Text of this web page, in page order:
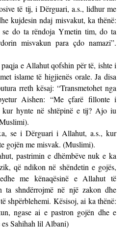
të tij, i Dërguari, a.s., lidhur me
kujdesin ndaj misvakut, ka thënë:
do ta rëndoja Ymetin tim, do ta
misvakun para çdo namazi”.
e Allahut qofshin për të, ishte i
islame të higjienës orale. Ja disa
rreth kësaj: “Transmetohet nga
Aishen: “Me çfarë fillonte i
hynte në shtëpinë e tij? Ajo iu
se i Dërguari i Allahut, a.s., kur
gojën me misvak. (Muslimi).
pastrimin e dhëmbëve nuk e ka
që ndikon në shëndetin e gojës,
me kënaqësinë e Allahut të
ta shndërrojmë në një zakon dhe
shpërblehemi. Kësisoj, ai ka thënë:
ngase ai e pastron gojën dhe e
Sahihah lil Albani)